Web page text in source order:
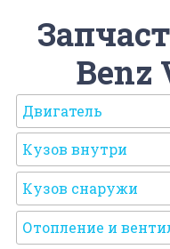
Benz
Двигатель
Кузов внутри
Кузов снаружи
Отопление и